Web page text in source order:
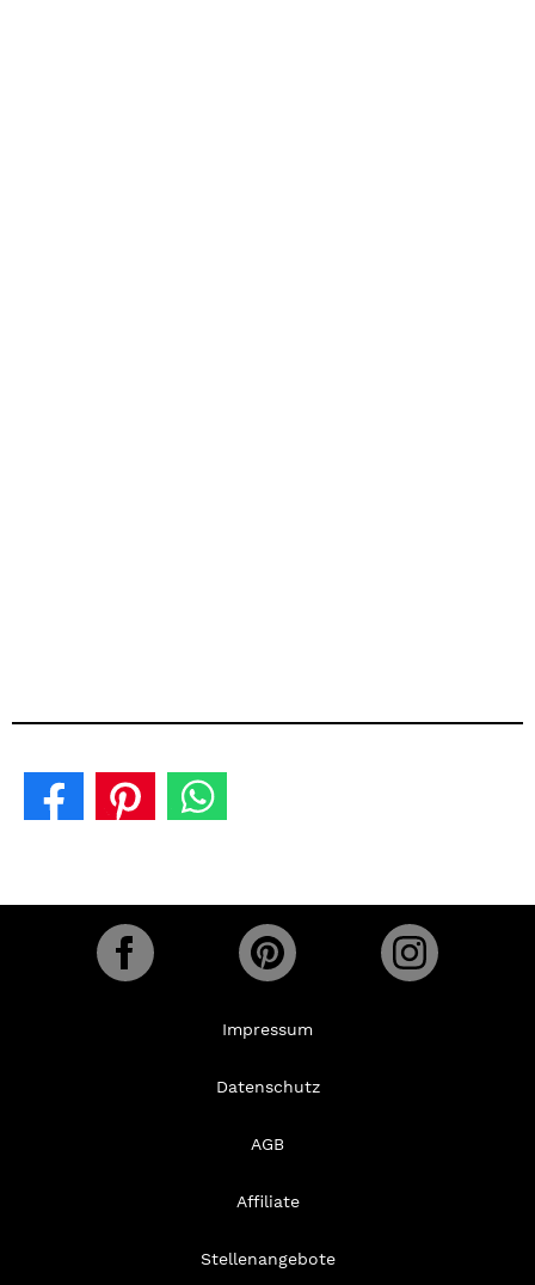
Impressum
Datenschutz
AGB
Affiliate
Stellenangebote